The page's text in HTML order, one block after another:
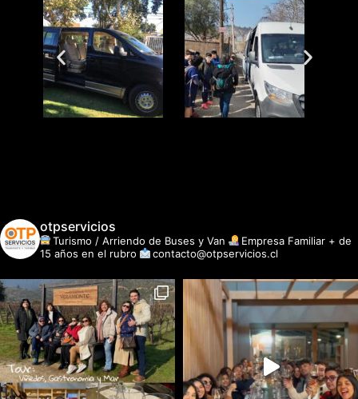
otpservicios
Turismo / Arriendo de Buses y Van
Empresa Familiar + de
15 años en el rubro
contacto@otpservicios.cl